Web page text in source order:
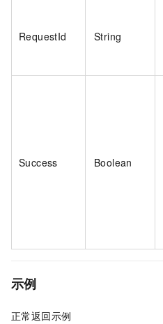
RequestId String
Success Boolean
示例
正常返回示例